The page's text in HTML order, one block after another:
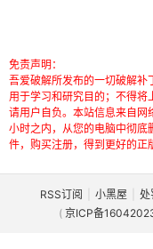
免责声明：
吾爱破解所发布的一切破解补
用于学习和研究目的；不得将
请用户自负。本站信息来自
小时之内，从您的电脑中彻底
件，购买注册，得到更好的正
RSS订阅 小黑屋 处
( 京ICP备